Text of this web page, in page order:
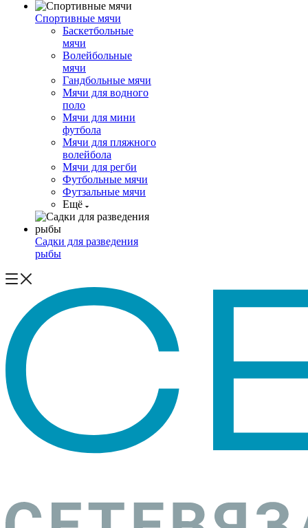
Спортивные мячи
Баскетбольные
мячи
Волейбольные
мячи
Гандбольные мячи
Мячи для водного
поло
Мячи для мини
футбола
Мячи для пляжного
волейбола
Мячи для регби
Футбольные мячи
Футзальные мячи
Ещё
Садки для разведения
рыбы